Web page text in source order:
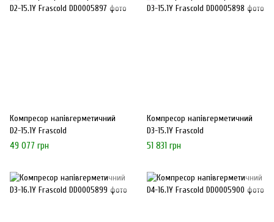
Компресор напівгерметичний
D2-15.1Y Frascold
49 077 грн
Компресор напівгерметичний
D3-15.1Y Frascold
51 831 грн